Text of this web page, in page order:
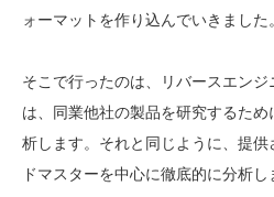
ォーマットを作り込んでいきました。
そこで行ったのは、リバースエン
は、同業他社の製品を研究するた
析します。それと同じように、提
ドマスターを中心に徹底的に分析し